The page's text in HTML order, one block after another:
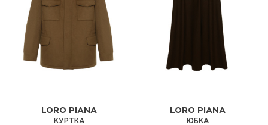
LORO PIANA
КУРТКА
LORO PIANA
ЮБКА